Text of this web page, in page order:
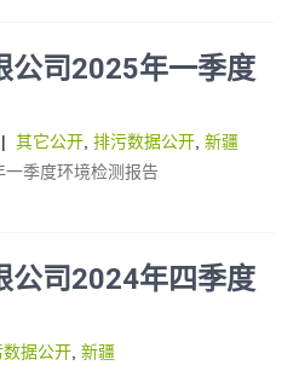
公司2025年一季度
| 其它公开 排污数据公开 新疆
季度环境检测报告
公司2024年四季度
数据公开 新疆